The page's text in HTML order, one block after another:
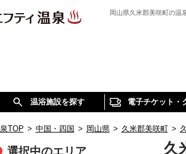
岡山県久米郡美咲町の温
温浴施設を探す 電子チケット・
TOP > 中国・四国 > 岡山県 > 久米郡美咲町 >
久
選択中のエリア